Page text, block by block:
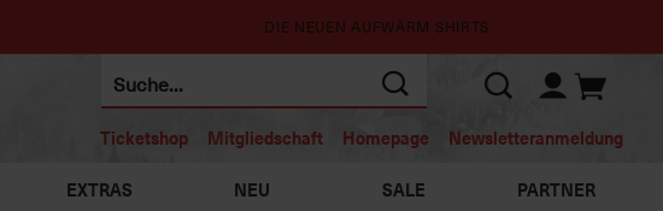
DIE NEUEN AUFWÄRM SHIRTS
Ticketshop Mitgliedschaft Homepage Newsletteranmeldung
EXTRAS NEU SALE PARTNER